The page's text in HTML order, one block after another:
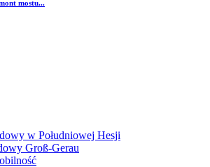
mostu...
w Południowej Hesji
Groß-Gerau